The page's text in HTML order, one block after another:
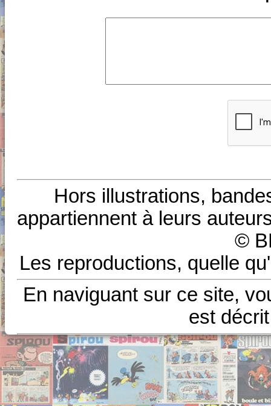
Hors illustrations,
appartiennent à leurs
©
Les reproductions, quelle
En naviguant sur ce site,
est